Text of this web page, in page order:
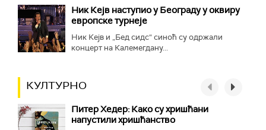
Ник Кејв наступио у Београду у оквиру
европске турнеје
Ник Кејв и „Бед сидс“ синоћ су одржали
концерт на Калемегдану...
КУЛТУРНО
Питер Хедер: Како су хришћани
напустили хришћанство